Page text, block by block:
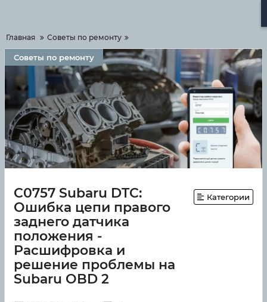
Главная Советы по ремонту
Советы по ремонту
C0757 Subaru DTC:
Ошибка цепи правого
заднего датчика
положения -
Расшифровка и
решение проблемы на
Subaru OBD 2
Категории